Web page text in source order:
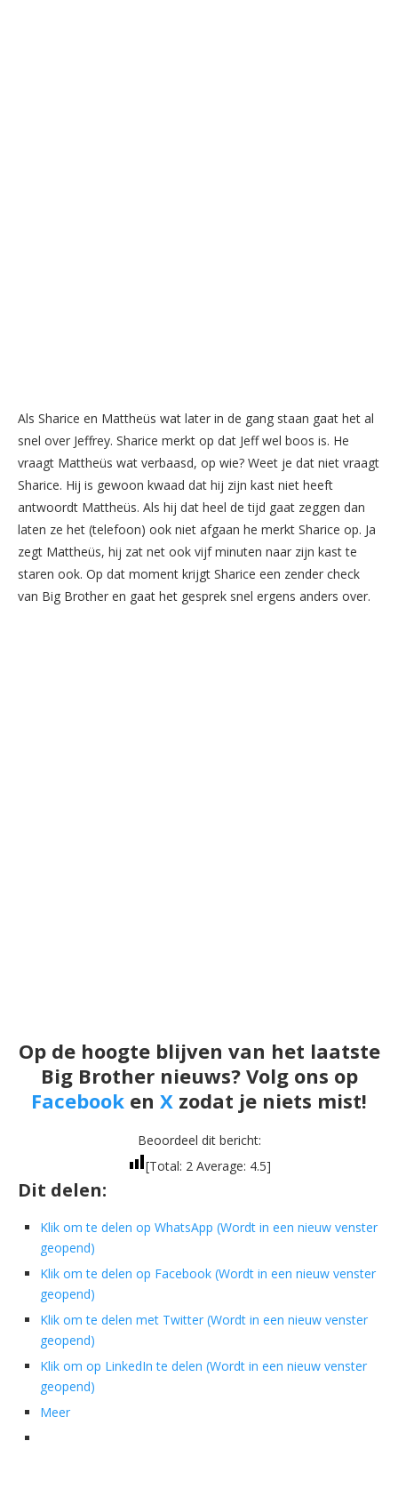
Als Sharice en Mattheüs wat later in de gang staan gaat het al
snel over Jeffrey. Sharice merkt op dat Jeff wel boos is. He
vraagt Mattheüs wat verbaasd, op wie? Weet je dat niet vraagt
Sharice. Hij is gewoon kwaad dat hij zijn kast niet heeft
antwoordt Mattheüs. Als hij dat heel de tijd gaat zeggen dan
laten ze het (telefoon) ook niet afgaan he merkt Sharice op. Ja
zegt Mattheüs, hij zat net ook vijf minuten naar zijn kast te
staren ook. Op dat moment krijgt Sharice een zender check
van Big Brother en gaat het gesprek snel ergens anders over.
Op de hoogte blijven van het laatste
Big Brother nieuws? Volg ons op
Facebook en X zodat je niets mist!
Beoordeel dit bericht:
[Total: 2Average: 4.5]
Dit delen:
Klik om te delen op WhatsApp (Wordt in een nieuw venster
geopend)
Klik om te delen op Facebook (Wordt in een nieuw venster
geopend)
Klik om te delen met Twitter (Wordt in een nieuw venster
geopend)
Klik om op LinkedIn te delen (Wordt in een nieuw venster
geopend)
Meer